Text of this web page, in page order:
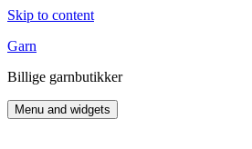
Skip to content
Garn
Billige garnbutikker
Menu and widgets